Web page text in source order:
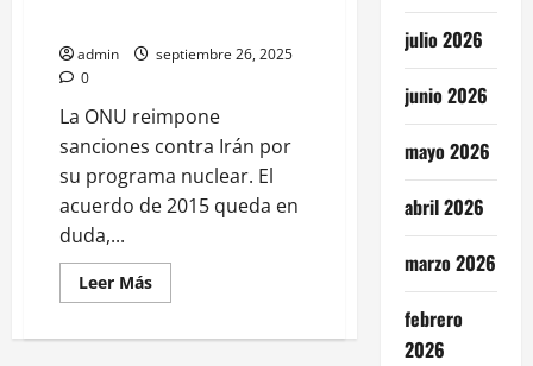
admin
septiembre 26, 2025
0
La ONU reimpone
sanciones contra Irán por
su programa nuclear. El
acuerdo de 2015 queda en
duda,...
Leer MásLeer
más
ONU
julio 2026
junio 2026
mayo 2026
abril 2026
marzo 2026
febrero
2026